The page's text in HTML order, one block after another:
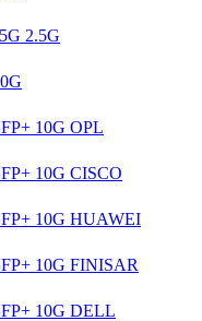
2.5G
10G OPL
10G CISCO
10G HUAWEI
10G FINISAR
10G DELL